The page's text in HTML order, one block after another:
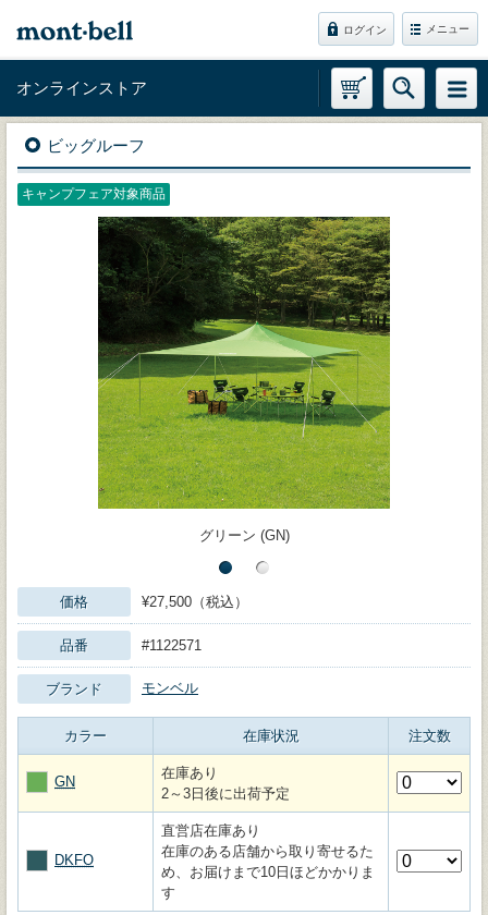
ログイン メニュー
オンラインストア
ビッグルーフ
キャンプフェア対象商品
グリーン (GN)
価格 ¥27,500（税込）
品番 #1122571
ブランド モンベル
カラー 在庫状況 注文数
GN
在庫あり
2～3日後に出荷予定
DKFO
直営店在庫あり
在庫のある店舗から取り寄せるた
め、お届けまで10日ほどかかりま
す